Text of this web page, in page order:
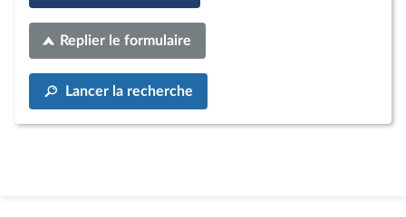
Replier le formulaire
Lancer la recherche